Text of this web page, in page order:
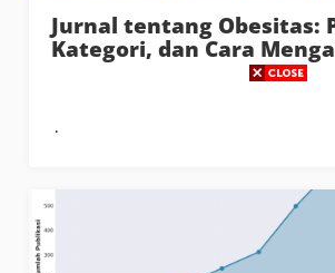
Jurnal tentang Obesitas:
Kategori, dan Cara